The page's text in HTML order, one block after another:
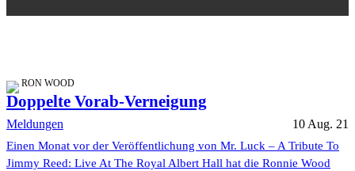
RON WOOD
Doppelte Vorab-Verneigung
Meldungen 10 Aug. 21
Einen Monat vor der Veröffentlichung von Mr. Luck – A Tribute To
Jimmy Reed: Live At The Royal Albert Hall hat die Ronnie Wood